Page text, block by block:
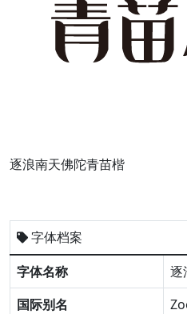
逐浪南天佛陀青苗楷
字体档案
字体名称
逐
国际别名